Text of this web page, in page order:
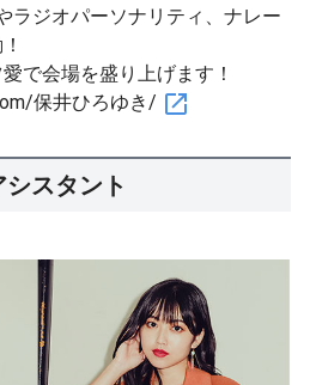
ラジオパーソナリティ、ナレー
で会場を盛り上げます！
保井ひろゆき/
スタント